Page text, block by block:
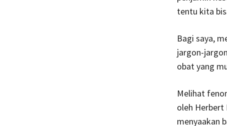
tentu kita
Bagi saya,
jargon-
obat yang
Melihat
oleh Herbert
menyaakan